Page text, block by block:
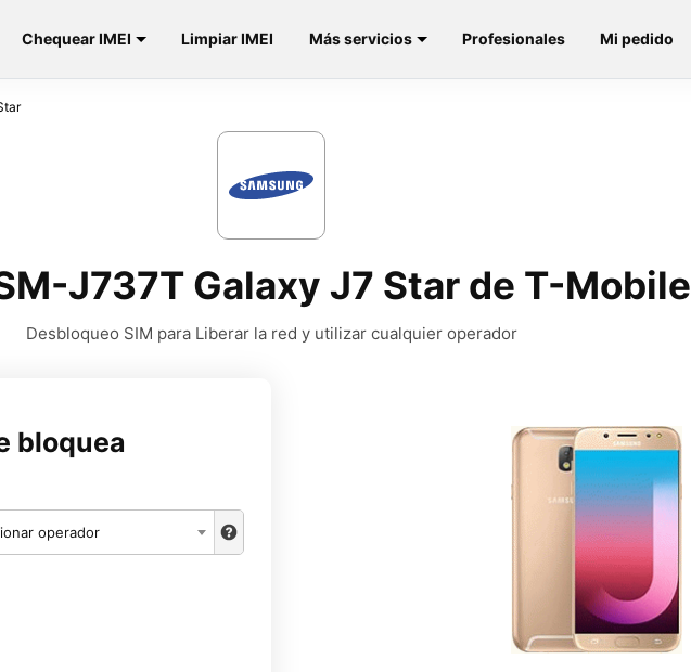
Chequear IMEI Limpiar IMEI Más servicios Profesionales Mi pedido
J737T Galaxy J7 Star de T-Mobile
Desbloqueo SIM para Liberar la red y utilizar cualquier operador
bloquea
operador